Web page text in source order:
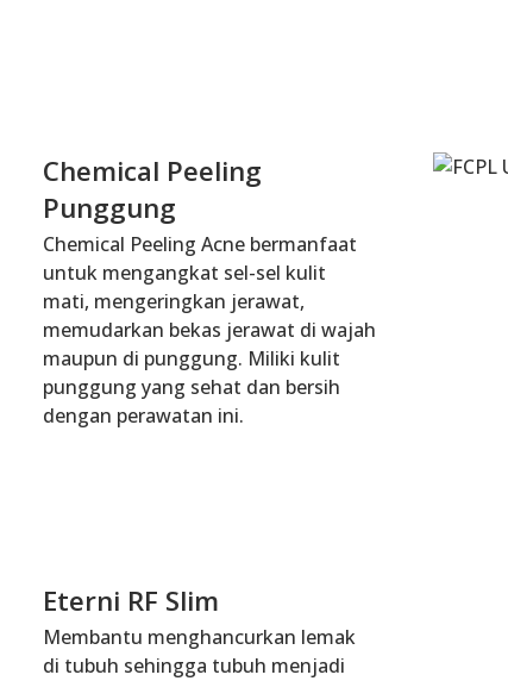
Chemical Peeling
Punggung
Chemical Peeling Acne bermanfaat
untuk mengangkat sel-sel kulit
mati, mengeringkan jerawat,
memudarkan bekas jerawat di wajah
maupun di punggung. Miliki kulit
punggung yang sehat dan bersih
dengan perawatan ini.
Eterni RF Slim
Membantu menghancurkan lemak
di tubuh sehingga tubuh menjadi